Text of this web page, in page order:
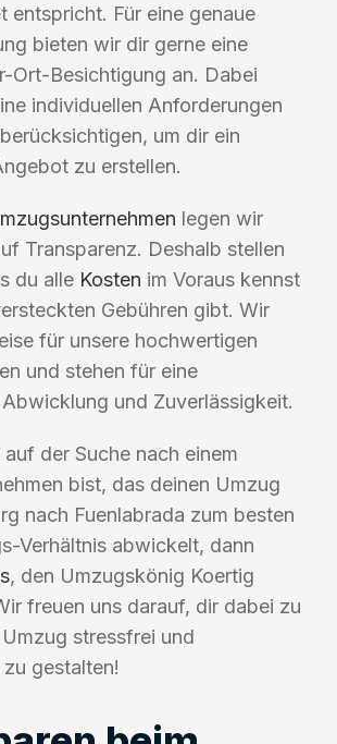
entspricht. Für eine genaue
bieten wir dir gerne eine
Ort-Besichtigung an. Dabei
individuellen Anforderungen
um dir ein
zu erstellen.
legen wir
Transparenz. Deshalb stellen
du alle Kosten im Voraus kennst
Gebühren gibt. Wir
für unsere hochwertigen
und stehen für eine
und Zuverlässigkeit.
der Suche nach einem
bist, das deinen Umzug
nach Fuenlabrada zum besten
Verhältnis abwickelt, dann
, den Umzugskönig Koertig
freuen uns darauf, dir dabei zu
stressfrei und
gestalten!